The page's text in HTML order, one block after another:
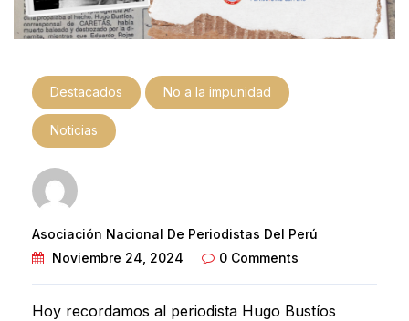
Destacados No a la impunidad
Noticias
Asociación Nacional De Periodistas Del Perú
Noviembre 24, 2024
0 Comments
Hoy recordamos al periodista Hugo Bustíos